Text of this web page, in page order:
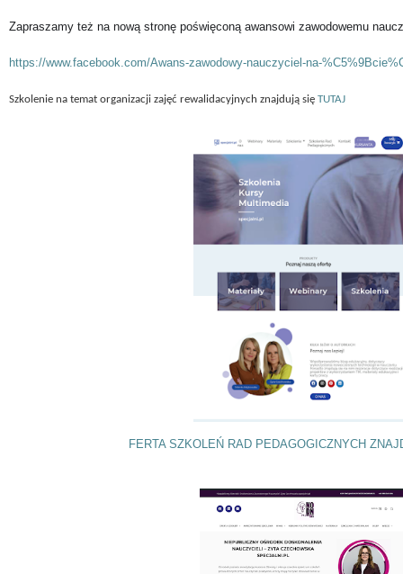
Zapraszamy też na nową stronę poświęconą awansowi zawodowemu
https://www.facebook.com/Awans-zawodowy-nauczyciel-na-
Szkolenie na temat organizacji zajęć rewalidacyjnych znajdują się TUTAJ
FERTA SZKOLEŃ RAD PEDAGOGICZNYCH